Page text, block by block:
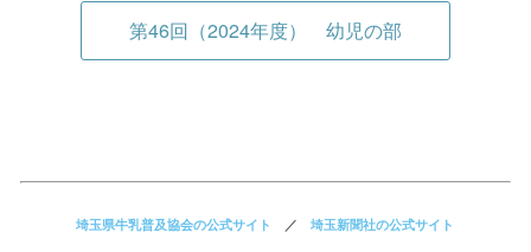
第46回（2024年度） 幼児の部
埼玉県牛乳普及協会の公式サイト ／埼玉新聞社の公式サイト